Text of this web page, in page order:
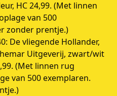
HC 24,99. (Met linnen
van 500
zonder prentje.)
De vliegende Hollander,
Uitgeverij, zwart/wit
(Met linnen rug
van 500 exemplaren.